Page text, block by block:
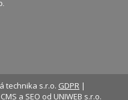
technika s.r.o. GDPR |
CMS a SEO od UNIWEB s.r.o.